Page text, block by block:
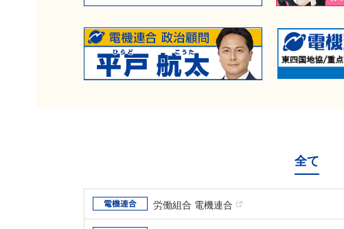
全て
労働組合 電機連合